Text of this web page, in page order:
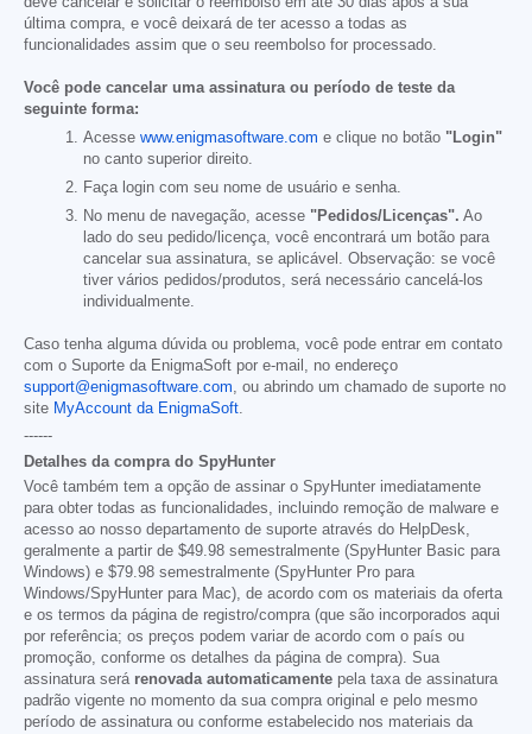
última compra, e você deixará de ter acesso a todas as
funcionalidades assim que o seu reembolso for processado.
Você pode cancelar uma assinatura ou período de teste da
seguinte forma:
Acesse www.enigmasoftware.com e clique no botão "Login"
no canto superior direito.
Faça login com seu nome de usuário e senha.
No menu de navegação, acesse "Pedidos/Licenças". Ao
lado do seu pedido/licença, você encontrará um botão para
cancelar sua assinatura, se aplicável. Observação: se você
tiver vários pedidos/produtos, será necessário cancelá-los
individualmente.
Caso tenha alguma dúvida ou problema, você pode entrar em contato
com o Suporte da EnigmaSoft por e-mail, no endereço
support@enigmasoftware.com, ou abrindo um chamado de suporte no
site MyAccount da EnigmaSoft.
------
Detalhes da compra do SpyHunter
Você também tem a opção de assinar o SpyHunter imediatamente
para obter todas as funcionalidades, incluindo remoção de malware e
acesso ao nosso departamento de suporte através do HelpDesk,
geralmente a partir de $49.98 semestralmente (SpyHunter Basic para
Windows) e $79.98 semestralmente (SpyHunter Pro para
Windows/SpyHunter para Mac), de acordo com os materiais da oferta
e os termos da página de registro/compra (que são incorporados aqui
por referência; os preços podem variar de acordo com o país ou
promoção, conforme os detalhes da página de compra). Sua
assinatura será renovada automaticamente pela taxa de assinatura
padrão vigente no momento da sua compra original e pelo mesmo
período de assinatura ou conforme estabelecido nos materiais da